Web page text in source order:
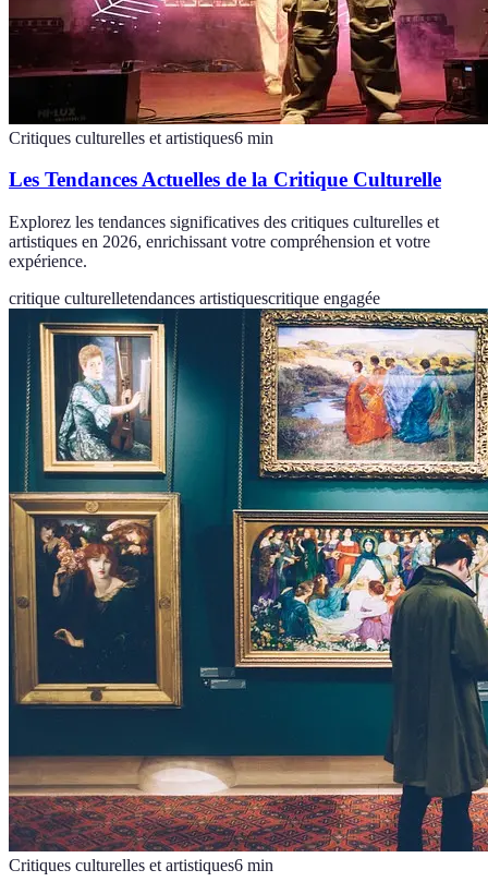
Critiques culturelles et artistiques6 min
Les Tendances Actuelles de la Critique Culturelle
Explorez les tendances significatives des critiques culturelles et
artistiques en 2026, enrichissant votre compréhension et votre
expérience.
critique culturelletendances artistiquescritique engagée
Critiques culturelles et artistiques6 min